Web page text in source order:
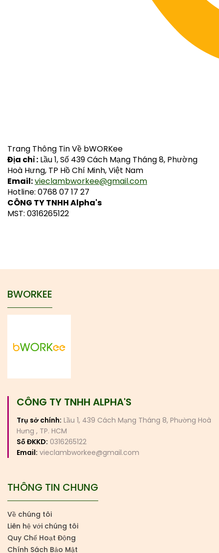
Trang Thông Tin Về bWORKee
Địa chỉ : Lầu 1, Số 439 Cách Mạng Tháng 8, Phường
Hoà Hưng, TP Hồ Chí Minh, Việt Nam
Email:vieclambworkee@gmail.com
Hotline: 0768 07 17 27
CÔNG TY TNHH Alpha's
MST: 0316265122
BWORKEE
CÔNG TY TNHH ALPHA'S
Trụ sở chính: Lầu 1, 439 Cách Mạng Tháng 8, Phường Hoà
Hưng , TP. HCM
Số ĐKKD: 0316265122
Email: vieclambworkee@gmail.com
THÔNG TIN CHUNG
Về chúng tôi
Liên hệ với chúng tôi
Quy Chế Hoạt Động
Chính Sách Bảo Mật